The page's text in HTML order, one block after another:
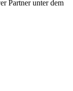
Partner unter dem